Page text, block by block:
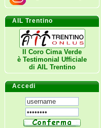
AIL Trentino
Il Coro Cima Verde
è Testimonial Ufficiale
di AIL Trentino
Accedi